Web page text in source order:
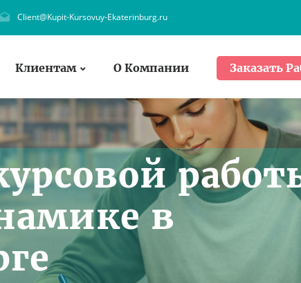
Client@Kupit-Kursovuy-Ekaterinburg.ru
Клиентам О Компании Заказать
в